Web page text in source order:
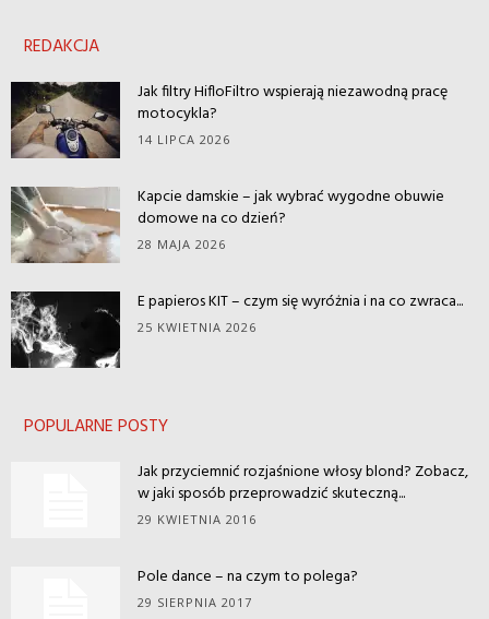
REDAKCJA
Jak filtry HifloFiltro wspierają niezawodną pracę
motocykla?
14 LIPCA 2026
Kapcie damskie – jak wybrać wygodne obuwie
domowe na co dzień?
28 MAJA 2026
E papieros KIT – czym się wyróżnia i na co zwraca...
25 KWIETNIA 2026
POPULARNE POSTY
Jak przyciemnić rozjaśnione włosy blond? Zobacz,
w jaki sposób przeprowadzić skuteczną...
29 KWIETNIA 2016
Pole dance – na czym to polega?
29 SIERPNIA 2017